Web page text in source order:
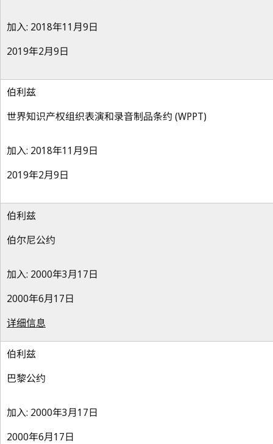
加入: 2018年11月9日
2019年2月9日
伯利兹
世界知识产权组织表演和录音制品条约 (WPPT)
加入: 2018年11月9日
2019年2月9日
伯利兹
伯尔尼公约
加入: 2000年3月17日
2000年6月17日
详细信息
伯利兹
巴黎公约
加入: 2000年3月17日
2000年6月17日